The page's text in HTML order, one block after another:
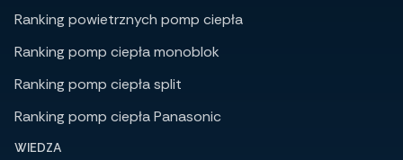
Ranking powietrznych pomp ciepła
Ranking pomp ciepła monoblok
Ranking pomp ciepła split
Ranking pomp ciepła Panasonic
WIEDZA